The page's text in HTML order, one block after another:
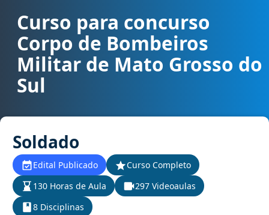
Curso para concurso CBM MS - Corpo de Bombeiros Militar de
Curso para concurso
Corpo de Bombeiros
Militar de Mato Grosso do
Sul
Soldado
Edital Publicado
Curso Completo
130 Horas de Aula
297 Videoaulas
8 Disciplinas